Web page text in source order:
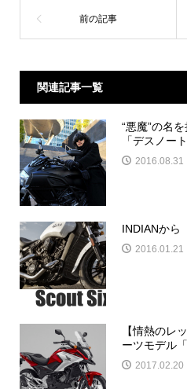
関連記事一覧
“悪魔”の名
「デスノート
2016.08.31
INDIANから
2016.01.21
【情熱のレ
ーツモデル「
2017.02.20